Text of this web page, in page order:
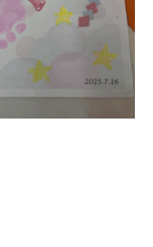
育
保
育